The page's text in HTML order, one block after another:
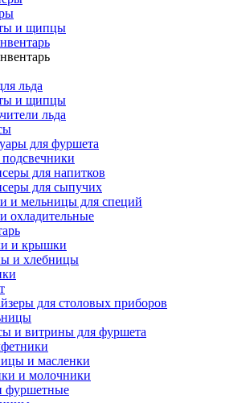
и щипцы
льда
и щипцы
льда
для фуршета
для напитков
для сыпучих
и мельницы для специй
охладительные
и крышки
и хлебницы
для столовых приборов
и витрины для фуршета
и масленки
и молочники
фуршетные